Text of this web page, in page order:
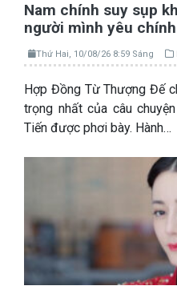
Nam chính suy sụp
người mình yêu
Thứ Hai, 10/08/26 8:59 Sáng
Hợp Đồng Từ Thượng Đế
trọng nhất của câu
Tiến được phơi bày. Hành…